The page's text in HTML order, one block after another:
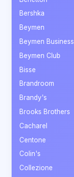
Bershka
Beymen
Beymen Business
Beymen Club
Bisse
Brandroom
Brandy's
Brooks Brothers
Cacharel
Centone
Colin's
Collezione